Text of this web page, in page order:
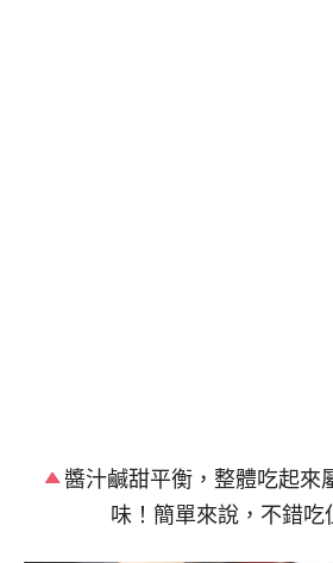
醬汁鹹甜平衡，整體吃起來
味！簡單來說，不錯吃